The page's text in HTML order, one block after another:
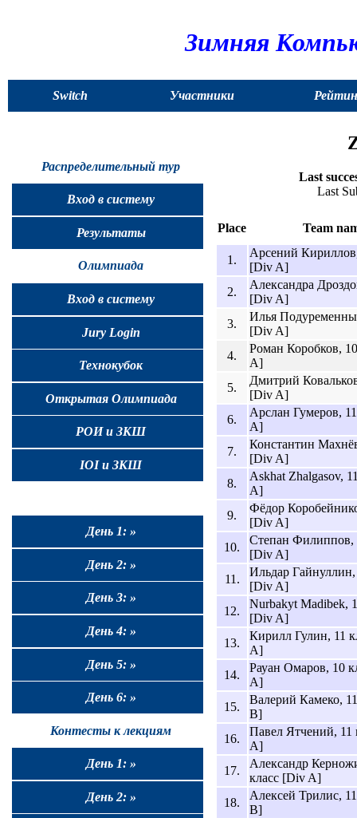
Зимняя
Switch
Участники
Распределительный тур
Вход в систему
Результаты
Олимпиада
Вход в систему
Jury Login
Технокубок
Открытая Олимпиада
РОИ и ЗКШ
IOI и ЗКШ
День 1: »
День 2: »
День 3: »
День 4: »
День 5: »
День 6: »
Контесты к лекциям
День 1: »
День 2: »
Last
Last
Place Team
1.
Арсений
[Div A]
2.
Александра
[Div A]
3.
Илья
[Div A]
4.
Роман Коробков,
A]
5.
Дмитрий
[Div A]
6.
Арслан Гумеров,
A]
7.
Константин
[Div A]
8.
Askhat Zhalgasov,
A]
9.
Фёдор
[Div A]
10.
Степан Филиппов,
[Div A]
11.
Ильдар Гайнуллин,
[Div A]
12.
Nurbakyt Madibek,
[Div A]
13.
Кирилл Гулин, 11
A]
14.
Рауан Омаров, 10
A]
15.
Валерий Камеко,
B]
16.
Павел Ятчений, 11
A]
17.
Александр
класс [Div A]
18.
Алексей Трилис,
B]